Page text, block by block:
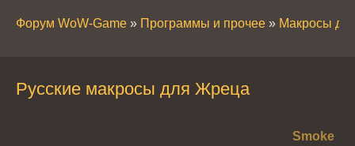
Форум WoW-Game » Программы и прочее » Макросы
Русские макросы для Жреца
Smoke